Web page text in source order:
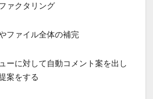
ァクタリング
ファイル全体の補完
ーに対して自動コメント案を出し
案をする